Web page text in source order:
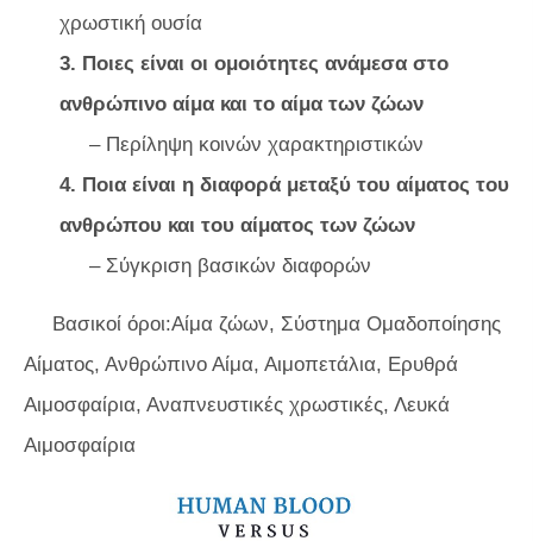
χρωστική ουσία
3. Ποιες είναι οι ομοιότητες ανάμεσα στο
ανθρώπινο αίμα και το αίμα των ζώων
– Περίληψη κοινών χαρακτηριστικών
4. Ποια είναι η διαφορά μεταξύ του αίματος του
ανθρώπου και του αίματος των ζώων
– Σύγκριση βασικών διαφορών
Βασικοί όροι:Αίμα ζώων, Σύστημα Ομαδοποίησης
Αίματος, Ανθρώπινο Αίμα, Αιμοπετάλια, Ερυθρά
Αιμοσφαίρια, Αναπνευστικές χρωστικές, Λευκά
Αιμοσφαίρια